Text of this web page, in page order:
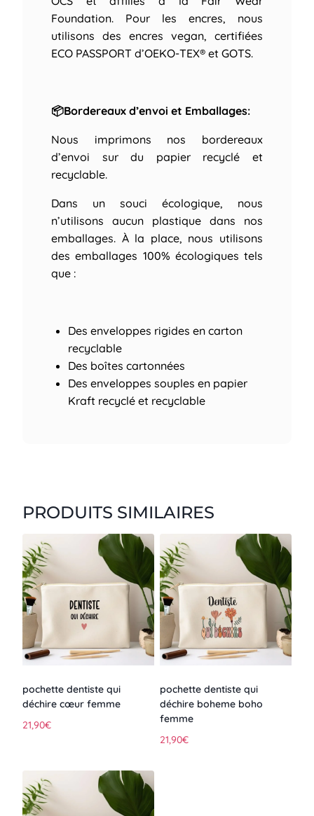
Foundation. Pour les encres, nous
utilisons des encres vegan, certifiées
ECO PASSPORT d’OEKO-TEX® et GOTS.
📦Bordereaux d’envoi et Emballages:
Nous imprimons nos bordereaux
d’envoi sur du papier recyclé et
recyclable.
Dans un souci écologique, nous
n’utilisons aucun plastique dans nos
emballages. À la place, nous utilisons
des emballages 100% écologiques tels
que :
Des enveloppes rigides en carton
recyclable
Des boîtes cartonnées
Des enveloppes souples en papier
Kraft recyclé et recyclable
PRODUITS SIMILAIRES
pochette dentiste qui
déchire cœur femme
21,90€
pochette dentiste qui
déchire boheme boho
femme
21,90€